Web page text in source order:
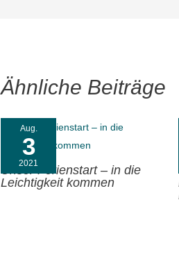
Ähnliche Beiträge
Aug.
3
2021
Unser Ferienstart – in die
Leichtigkeit kommen